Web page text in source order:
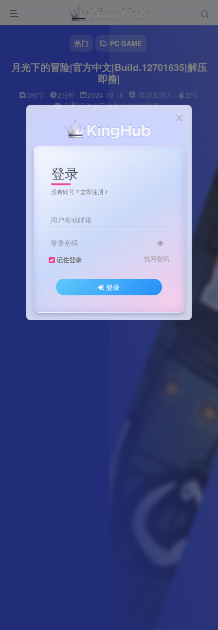
热门 PC GAME
月光下的冒险|官方中文|Build.12701635|解压
即撸|
390字 2分钟 2024-10-10 资源主理人
276
0
该作者已发布15265篇文章
登录
没有账号？立即注册
用户名或邮箱
登录密码
记住登录 找回密码
登录